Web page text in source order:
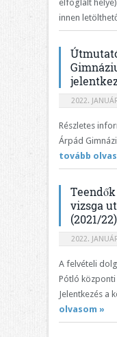
elfoglalt
innen
2022.
Részletes
Árpád
tovább
vizsga
(2021/22)
2022.
A felvételi
Pótló
Jelentkezés a
olvasom »